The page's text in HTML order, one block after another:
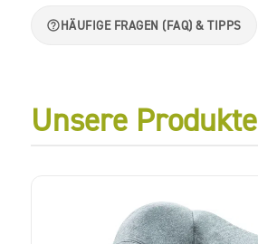
HÄUFIGE FRAGEN (FAQ) & TIPPS
Unsere Produkte